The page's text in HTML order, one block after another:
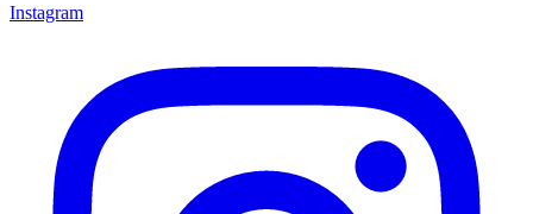
Instagram